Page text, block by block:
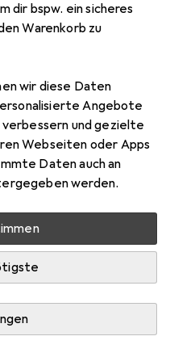
dir bspw. ein sicheres
Warenkorb zu
wir diese Daten
Angebote
und gezielte
Webseiten oder Apps
Daten auch an
werden.
geliefert
Lieferanten
verfügbar
Lieferzeit